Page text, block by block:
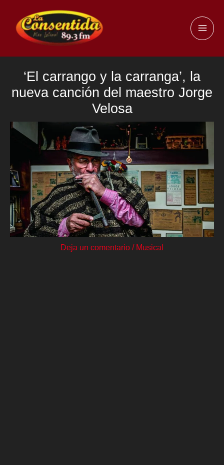
contenido
‘El carrango y la carranga’, la
nueva canción del maestro Jorge
Velosa
Deja un comentario / Musical